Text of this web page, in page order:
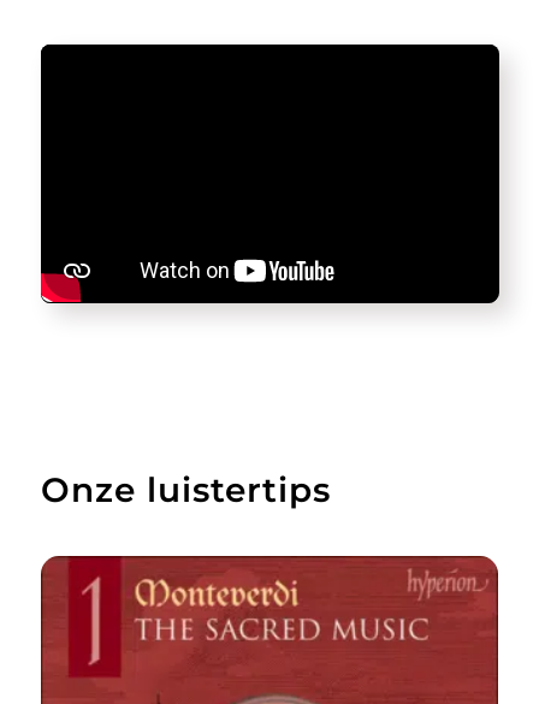
Onze luistertips